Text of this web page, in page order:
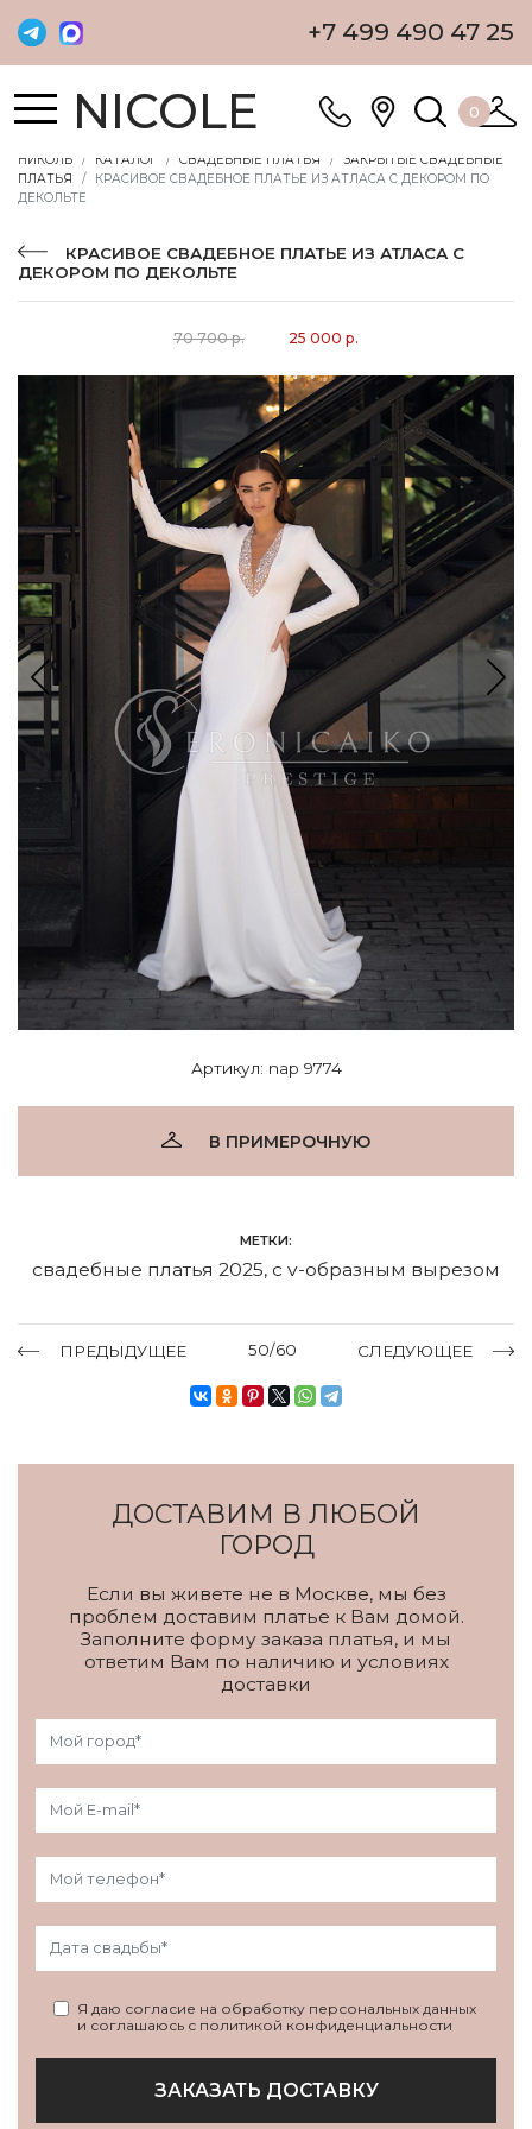
+7 499 490 47 25
NICOLE 0
НИКОЛЬ КАТАЛОГ СВАДЕБНЫЕ ПЛАТЬЯ
ЗАКРЫТЫЕ СВАДЕБНЫЕ
ПЛАТЬЯ
КРАСИВОЕ СВАДЕБНОЕ ПЛАТЬЕ ИЗ АТЛАСА С ДЕКОРОМ ПО
ДЕКОЛЬТЕ
КРАСИВОЕ СВАДЕБНОЕ ПЛАТЬЕ ИЗ АТЛАСА С
ДЕКОРОМ ПО ДЕКОЛЬТЕ
70 700 р. 25 000 р.
Артикул: nap 9774
В ПРИМЕРОЧНУЮ
МЕТКИ:
свадебные платья 2025, с v-образным вырезом
ПРЕДЫДУЩЕЕ 50/60 СЛЕДУЮЩЕЕ
ДОСТАВИМ В ЛЮБОЙ
ГОРОД
Если вы живете не в Москве, мы без
проблем доставим платье к Вам домой.
Заполните форму заказа платья, и мы
ответим Вам по наличию и условиях
доставки
Я даю согласие на обработку персональных данных
и соглашаюсь с политикой конфиденциальности
ЗАКАЗАТЬ ДОСТАВКУ